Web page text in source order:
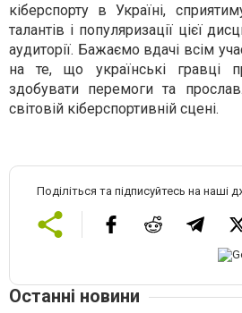
кіберспорту в Україні,
талантів і популяризації цієї
аудиторії. Бажаємо вдачі всім
на те, що українські гравці
здобувати перемоги та
світовій кіберспортивній сцені.
Поділіться та підписуйтесь на наші
Останні новини